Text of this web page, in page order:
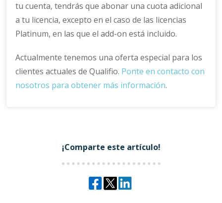
tu cuenta, tendrás que abonar una cuota adicional
a tu licencia, excepto en el caso de las licencias
Platinum, en las que el add-on está incluido.
Actualmente tenemos una oferta especial para los
clientes actuales de Qualifio. Ponte en contacto con
nosotros para obtener más información.
¡Comparte este artículo!